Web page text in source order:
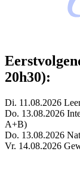
20h30):
Di. 11.08.2026
Do. 13.08.2026
A+B)
Do. 13.08.2026
Vr. 14.08.2026